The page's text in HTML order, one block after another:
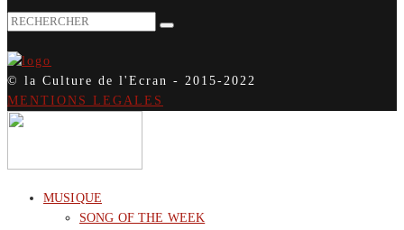
© la Culture de l'Ecran - 2015-2022
MENTIONS LEGALES
MUSIQUE
SONG OF THE WEEK